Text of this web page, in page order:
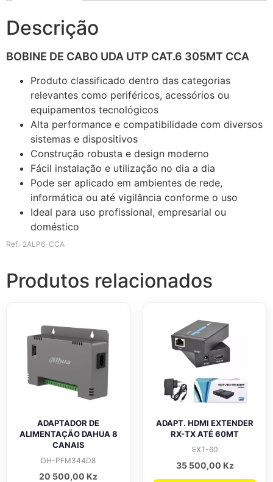
Descrição
BOBINE DE CABO UDA UTP CAT.6 305MT CCA
Produto classificado dentro das categorias
relevantes como periféricos, acessórios ou
equipamentos tecnológicos
Alta performance e compatibilidade com diversos
sistemas e dispositivos
Construção robusta e design moderno
Fácil instalação e utilização no dia a dia
Pode ser aplicado em ambientes de rede,
informática ou até vigilância conforme o uso
Ideal para uso profissional, empresarial ou
doméstico
Ref.: 2ALP6-CCA
Produtos relacionados
ADAPTADOR DE
ALIMENTAÇÃO DAHUA 8
CANAIS
DH-PFM344D8
20 500,00 Kz
ADAPT. HDMI EXTENDER
RX-TX ATÉ 60MT
EXT-60
35 500,00 Kz